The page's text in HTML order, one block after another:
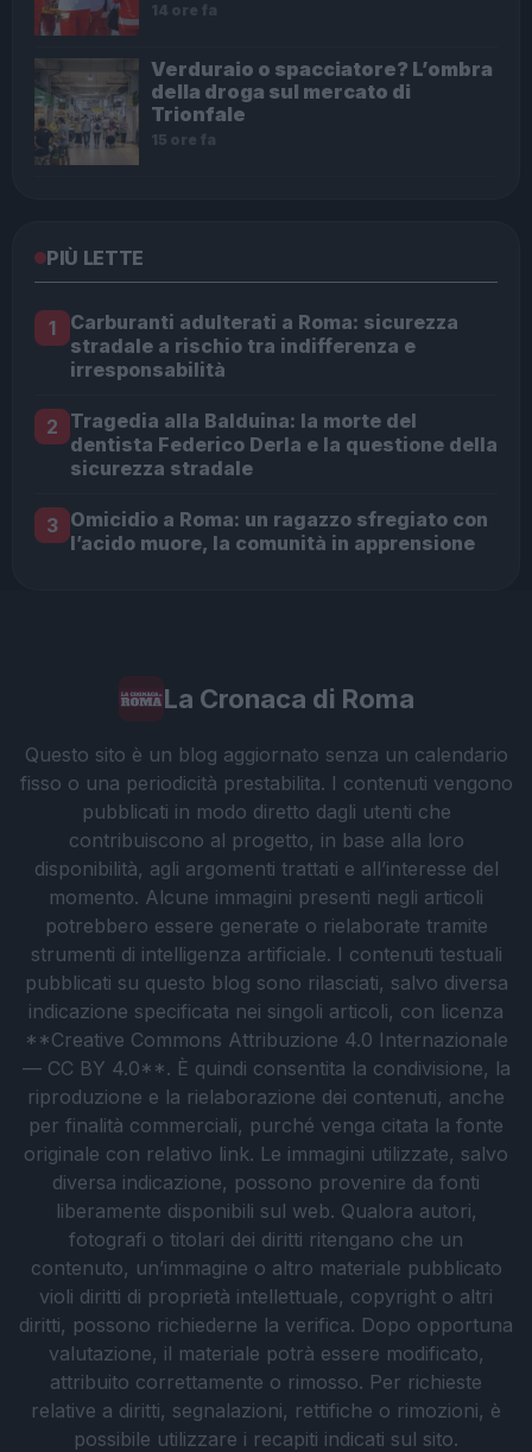
14 ore fa
Verduraio o spacciatore? L’ombra
della droga sul mercato di
Trionfale
15 ore fa
PIÙ LETTE
1
Carburanti adulterati a Roma: sicurezza
stradale a rischio tra indifferenza e
irresponsabilità
2 Tragedia alla Balduina: la morte del
dentista Federico Derla e la questione della
sicurezza stradale
3 Omicidio a Roma: un ragazzo sfregiato con
l’acido muore, la comunità in apprensione
La Cronaca di Roma
Questo sito è un blog aggiornato senza un calendario
fisso o una periodicità prestabilita. I contenuti vengono
pubblicati in modo diretto dagli utenti che
contribuiscono al progetto, in base alla loro
disponibilità, agli argomenti trattati e all’interesse del
momento. Alcune immagini presenti negli articoli
potrebbero essere generate o rielaborate tramite
strumenti di intelligenza artificiale. I contenuti testuali
pubblicati su questo blog sono rilasciati, salvo diversa
indicazione specificata nei singoli articoli, con licenza
**Creative Commons Attribuzione 4.0 Internazionale
— CC BY 4.0**. È quindi consentita la condivisione, la
riproduzione e la rielaborazione dei contenuti, anche
per finalità commerciali, purché venga citata la fonte
originale con relativo link. Le immagini utilizzate, salvo
diversa indicazione, possono provenire da fonti
liberamente disponibili sul web. Qualora autori,
fotografi o titolari dei diritti ritengano che un
contenuto, un’immagine o altro materiale pubblicato
violi diritti di proprietà intellettuale, copyright o altri
diritti, possono richiederne la verifica. Dopo opportuna
valutazione, il materiale potrà essere modificato,
attribuito correttamente o rimosso. Per richieste
relative a diritti, segnalazioni, rettifiche o rimozioni, è
possibile utilizzare i recapiti indicati sul sito.